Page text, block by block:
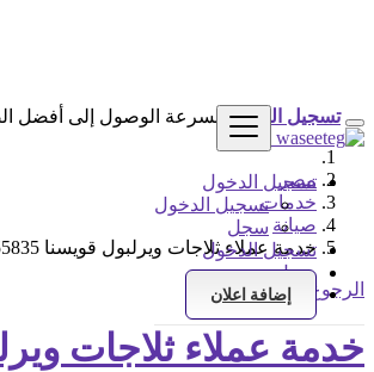
تسجيل الدخول
تسجيل الدخول
سجل
تسجيل الدخول
سجل
إضافة اعلان
تسجيل الدخول لسرعة الوصول إلى أفضل
مصر
خدمات
صيانة
خدمة عملاء ثلاجات ويرلبول قويسنا 01093055835
الرجوع إلى النتائج
خدمة عملاء ثلاجات ويرلبول